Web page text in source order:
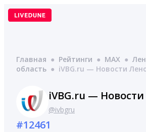
Перейти
Главная ● Рейтинги ● MAX ●
область ● iVBG.ru — Новости
iVBG.ru —
@ivbgru
#12461